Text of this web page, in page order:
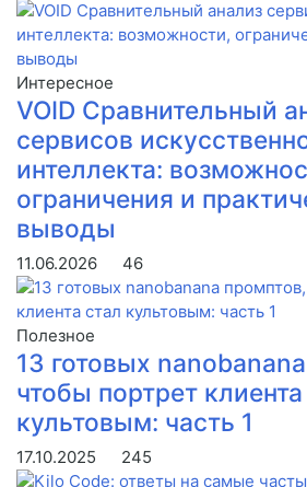
Интересное
VOID Сравнительный
сервисов
интеллекта:
ограничения и
выводы
11.06.2026 46
Полезное
13 готовых
чтобы портрет клиента
культовым: часть 1
17.10.2025 245